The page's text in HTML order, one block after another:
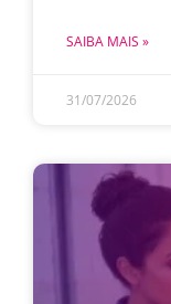
SAIBA MAIS »
31/07/2026